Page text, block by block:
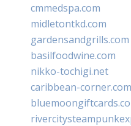
cmmedspa.com
midletontkd.com
gardensandgrills.com
basilfoodwine.com
nikko-tochigi.net
caribbean-corner.com